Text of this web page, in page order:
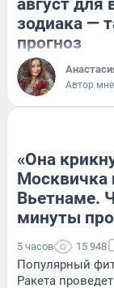
август для
зодиака —
прогноз
Автор
«Она
Москвичка
Вьетнаме.
минуты
5 часов 15 948
Популярный
Ракета